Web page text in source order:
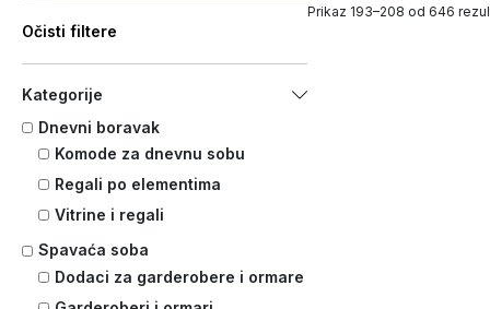
Očisti filtere
Kategorije
Dnevni boravak
Komode za dnevnu sobu
Regali po elementima
Vitrine i regali
Spavaća soba
Dodaci za garderobere i ormare
Prikaz 193–208 od 646